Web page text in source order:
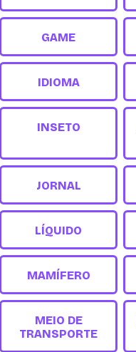
GAME
IDIOMA
INSETO
JORNAL
LÍQUIDO
MAMÍFERO
MEIO DE
TRANSPORTE